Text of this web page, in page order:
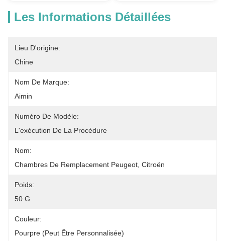
Les Informations Détaillées
Lieu D'origine:
Chine
Nom De Marque:
Aimin
Numéro De Modèle:
L'exécution De La Procédure
Nom:
Chambres De Remplacement Peugeot, Citroën
Poids:
50 G
Couleur:
Pourpre (peut Être Personnalisée)